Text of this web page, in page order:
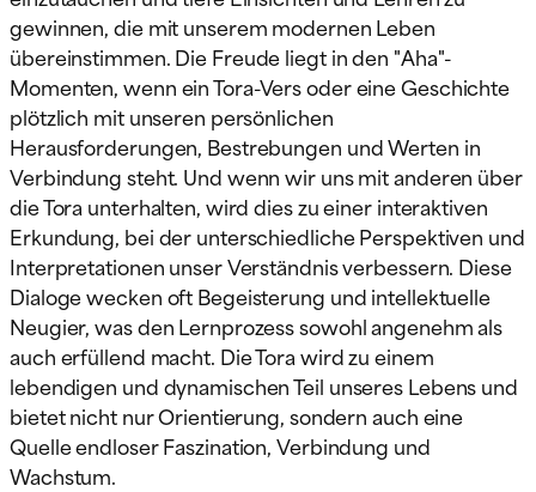
gewinnen, die mit unserem modernen Leben
übereinstimmen. Die Freude liegt in den "Aha"-
Momenten, wenn ein Tora-Vers oder eine Geschichte
plötzlich mit unseren persönlichen
Herausforderungen, Bestrebungen und Werten in
Verbindung steht. Und wenn wir uns mit anderen über
die Tora unterhalten, wird dies zu einer interaktiven
Erkundung, bei der unterschiedliche Perspektiven und
Interpretationen unser Verständnis verbessern. Diese
Dialoge wecken oft Begeisterung und intellektuelle
Neugier, was den Lernprozess sowohl angenehm als
auch erfüllend macht. Die Tora wird zu einem
lebendigen und dynamischen Teil unseres Lebens und
bietet nicht nur Orientierung, sondern auch eine
Quelle endloser Faszination, Verbindung und
Wachstum.